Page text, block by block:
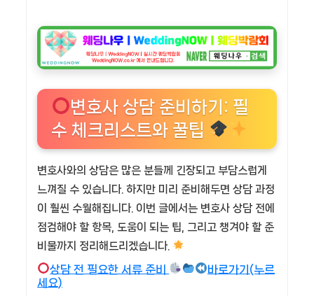
변호사 상담 준비하기: 필
수 체크리스트와 꿀팁
변호사와의 상담은 많은 분들께 긴장되고 부담스럽게
느껴질 수 있습니다. 하지만 미리 준비해두면 상담 과정
이 훨씬 수월해집니다. 이번 글에서는 변호사 상담 전에
점검해야 할 항목, 도움이 되는 팁, 그리고 챙겨야 할 준
비물까지 정리해드리겠습니다.
상담 전 필요한 서류 준비
바로가기(누르
세요)